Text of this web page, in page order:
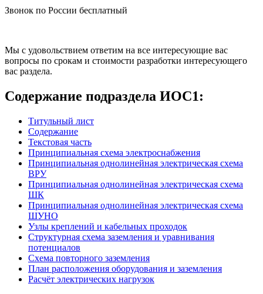
Звонок по России бесплатный
Мы с удовольствием ответим на все интересующие вас
вопросы по срокам и стоимости разработки интересующего
вас раздела.
Содержание подраздела ИОС1:
Титульный лист
Содержание
Текстовая часть
Принципиальная схема электроснабжения
Принципиальная однолинейная электрическая схема
ВРУ
Принципиальная однолинейная электрическая схема
ШК
Принципиальная однолинейная электрическая схема
ШУНО
Узлы креплений и кабельных проходок
Структурная схема заземления и уравнивания
потенциалов
Схема повторного заземления
План расположения оборудования и заземления
Расчёт электрических нагрузок